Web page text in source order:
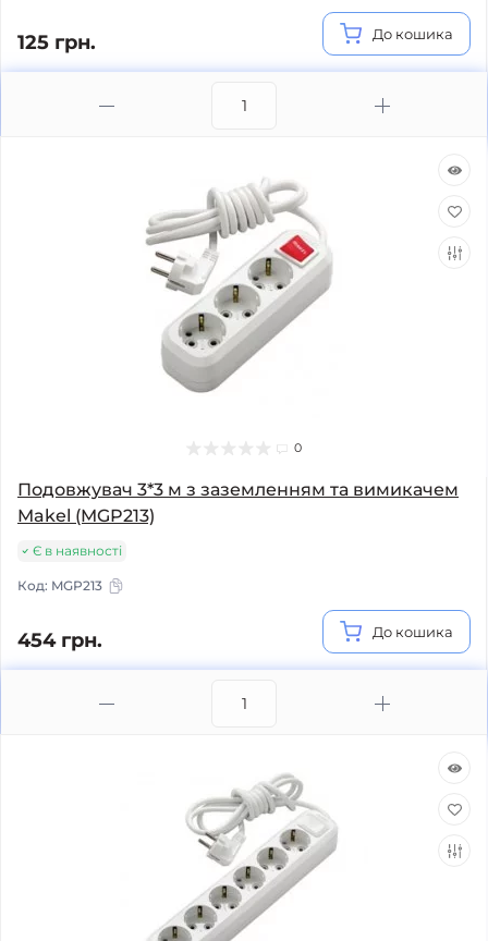
125 грн. До кошика
0
Подовжувач 3*3 м з заземленням та вимикачем
Makel (MGP213)
Є в наявності
Код: MGP213
454 грн. До кошика